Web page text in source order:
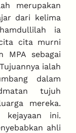
merupakan
dari kelima
ia
cita murni
MPA sebagai
ialah
dalam
tujuh
mereka.
ini.
ahli